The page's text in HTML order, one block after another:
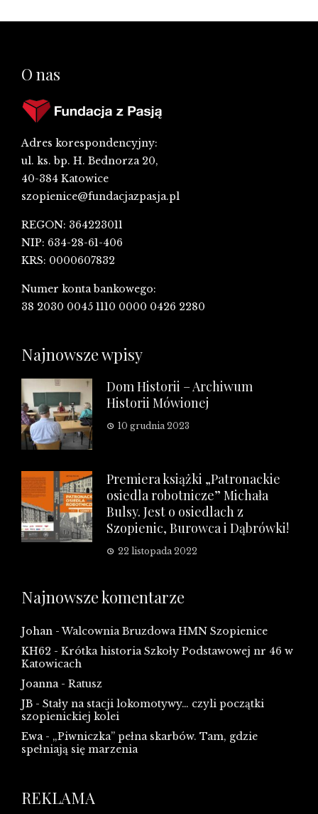
O nas
Adres korespondencyjny:
ul. ks. bp. H. Bednorza 20,
40-384 Katowice
szopienice@fundacjazpasja.pl
REGON: 364223011
NIP: 634-28-61-406
KRS: 0000607832
Numer konta bankowego:
38 2030 0045 1110 0000 0426 2280
Najnowsze wpisy
Dom Historii – Archiwum
Historii Mówionej
10 grudnia 2023
Premiera książki „Patronackie
osiedla robotnicze” Michała
Bulsy. Jest o osiedlach z
Szopienic, Burowca i Dąbrówki!
22 listopada 2022
Najnowsze komentarze
Johan -Walcownia Bruzdowa HMN Szopienice
KH62 - Krótka historia Szkoły Podstawowej nr 46 w
Katowicach
Joanna- Ratusz
JB - Stały na stacji lokomotywy… czyli początki
szopienickiej kolei
Ewa- „Piwniczka” pełna skarbów. Tam, gdzie
spełniają się marzenia
REKLAMA